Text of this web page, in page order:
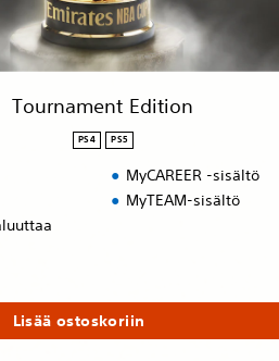
Tournament Edition
PS4 PS5
MyCAREER -sisältö
MyTEAM-sisältö
Lisää ostoskoriin